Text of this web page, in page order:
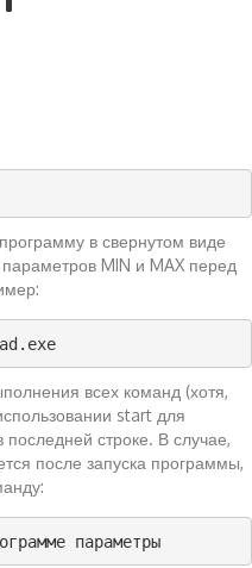
в свернутом виде
MIN и MAX перед
всех команд (хотя,
start для
последней строке. В случае,
после запуска программы,
параметры